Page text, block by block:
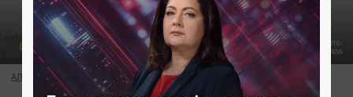
АЛЛА ПУГАЧЕВА ПОХВАЛИЛА ФИНАЛИСТКУ ШОУ «ГОЛОС» АНАСТАСИЮ САДКОВСКУЮ. ФОТО:
KOMSOMOLSKAYA PRAVDA/GLOBALLOOKPRESS
ОБЩЕСТВО
АЛЕКСАНДР ЛОГИНОВ 03 МАЯ 23:27